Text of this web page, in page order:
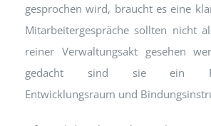
gesprochen wird, braucht es eine
Mitarbeitergespräche sollten nicht
reiner Verwaltungsakt gesehen
gedacht sind sie ein
Entwicklungsraum und